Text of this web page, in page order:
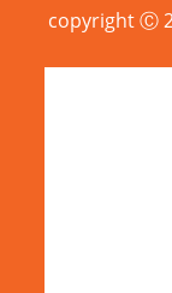
copyright Ⓒ